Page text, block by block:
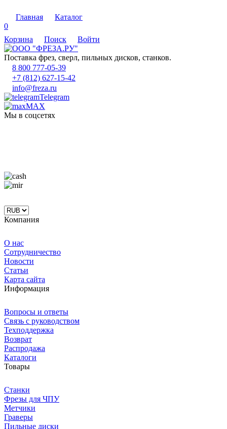
Главная
Каталог
0
Корзина
Поиск Войти
Поставка фрез, сверл, пильных дисков, станков.
8 800 777-05-39
+7 (812) 627-15-42
info@freza.ru
Telegram
MAX
Мы в соцсетях
Компания
О нас
Сотрудничество
Новости
Статьи
Карта сайта
Информация
Вопросы и ответы
Связь с руководством
Техподдержка
Возврат
Распродажа
Каталоги
Товары
Станки
Фрезы для ЧПУ
Метчики
Граверы
Пильные диски